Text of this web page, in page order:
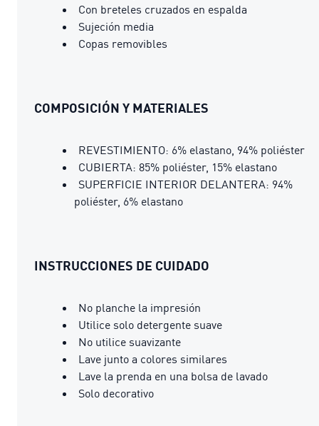
Con breteles cruzados en espalda
Sujeción media
Copas removibles
COMPOSICIÓN Y MATERIALES
REVESTIMIENTO: 6% elastano, 94% poliéster
CUBIERTA: 85% poliéster, 15% elastano
SUPERFICIE INTERIOR DELANTERA: 94%
poliéster, 6% elastano
INSTRUCCIONES DE CUIDADO
No planche la impresión
Utilice solo detergente suave
No utilice suavizante
Lave junto a colores similares
Lave la prenda en una bolsa de lavado
Solo decorativo